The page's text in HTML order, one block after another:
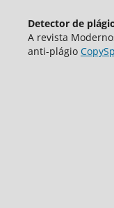
Detector de
A revista
аnti-plágio